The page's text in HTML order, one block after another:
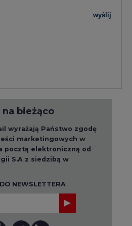
osobowych, w tym
Państwu
w polityce prywatności.